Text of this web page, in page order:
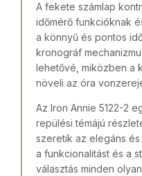
A fekete számlap
időmérő funkcióknak
a könnyű és pontos
kronográf
lehetővé, miközben a
növeli az óra
Az Iron Annie 5122-2
repülési témájú
szeretik az elegáns és
a funkcionalitást és a
választás minden